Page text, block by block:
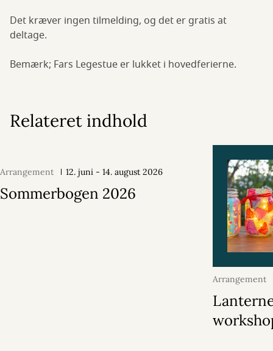
Det kræver ingen tilmelding, og det er gratis at
deltage.
Bemærk; Fars Legestue er lukket i hovedferierne.
Relateret indhold
Arrangement 12. juni - 14. august 2026
Sommerbogen 2026
Arrangement
2026